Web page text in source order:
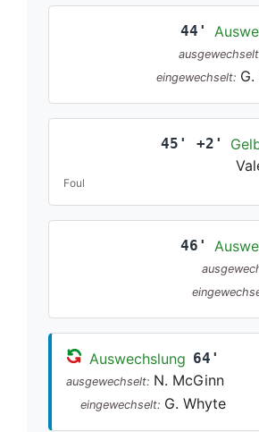
44'
eingewechselt:
45' +2'
Foul
46'
Auswechslung 64'
ausgewechselt: N. McGinn
eingewechselt: G. Whyte